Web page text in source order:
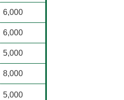
6,000
6,000
5,000
8,000
5,000